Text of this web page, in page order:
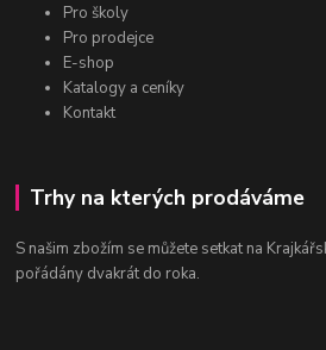
Pro školy
Pro prodejce
E-shop
Katalogy a ceníky
Kontakt
Trhy na kterých prodáváme
S našim zbožím se můžete setkat na
pořádány dvakrát do roka.